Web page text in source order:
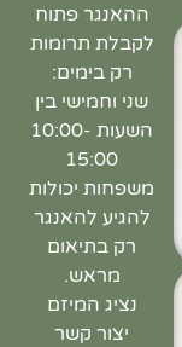
ההאנגר פתוח
לקבלת תרומות
רק בימים:
שני וחמישי בין
השעות 10:00-
15:00
משפחות יכולות
להגיע להאנגר
רק בתיאום
מראש.
נציג המיזם
יצור קשר